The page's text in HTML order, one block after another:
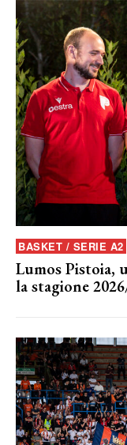
BASKET / SERIE A2
Lumos Pistoia,
la stagione